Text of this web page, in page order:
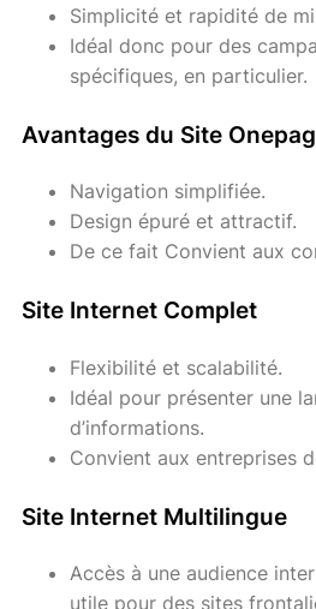
Simplicité et rapidité de
Idéal donc pour des
spécifiques, en particulier.
Avantages du Site
Navigation simplifiée.
Design épuré et attractif.
De ce fait Convient aux
Site Internet Complet
Flexibilité et scalabilité.
Idéal pour présenter une
d’informations.
Convient aux entreprises
Site Internet Multilingue
Accès à une audience
utile pour des sites